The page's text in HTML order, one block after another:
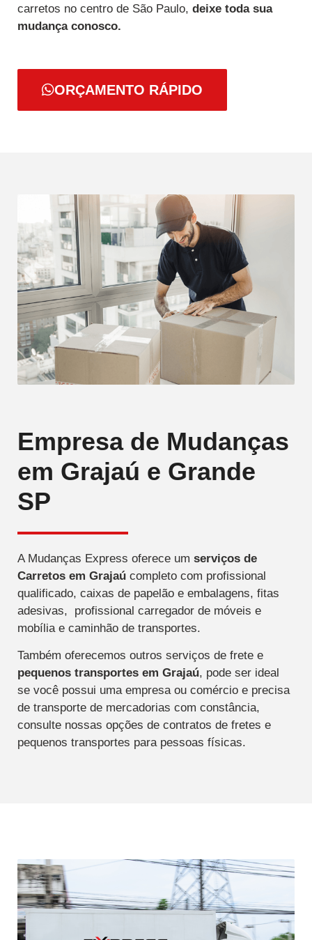
carretos no centro de São Paulo, deixe toda sua
mudança conosco.
ORÇAMENTO RÁPIDO
Empresa de Mudanças
em Grajaú e Grande
SP
A Mudanças Express oferece um serviços de
Carretos em Grajaú completo com profissional
qualificado, caixas de papelão e embalagens, fitas
adesivas, profissional carregador de móveis e
mobília e caminhão de transportes.
Também oferecemos outros serviços de frete e
pequenos transportes em Grajaú, pode ser ideal
se você possui uma empresa ou comércio e precisa
de transporte de mercadorias com constância,
consulte nossas opções de contratos de fretes e
pequenos transportes para pessoas físicas.